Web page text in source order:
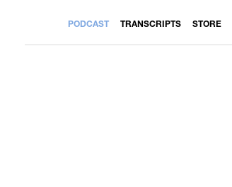
PODCAST TRANSCRIPTS STORE